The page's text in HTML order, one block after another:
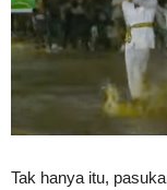
Tak hanya itu,